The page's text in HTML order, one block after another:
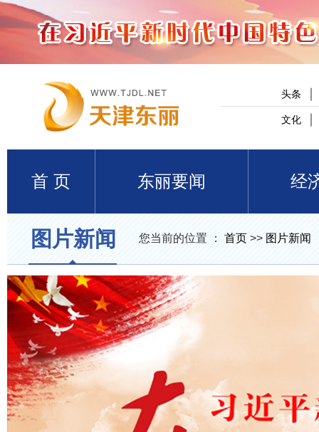
头条
文化
首 页 东丽要闻 经
图片新闻 您当前的位置 ： 首页 >> 图片新闻